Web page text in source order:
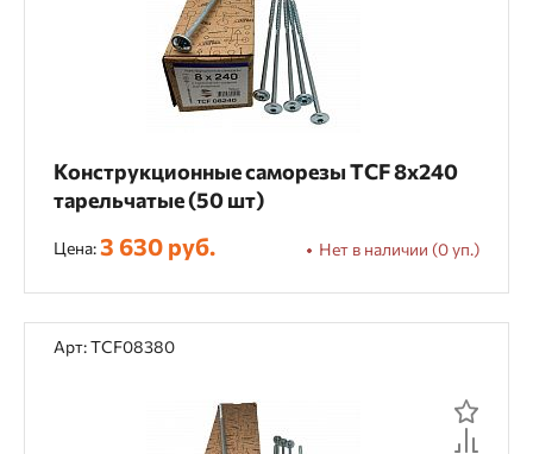
Производство поддонов
Производство тары
Скрытый крепеж
Фасадные работы
Категория товара
Стволы, насадки, магазины
Материал применения
Конструкционные саморезы TCF 8х240
тарельчатые (50 шт)
Цена:3 630 руб. Нет в наличии (0 уп.)
Арт: TCF08380